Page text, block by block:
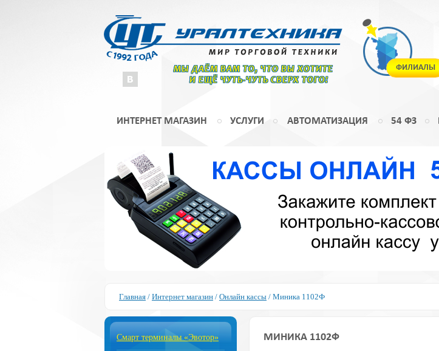
МЫ ДАЁМ ВАМ ТО, ЧТО ВЫ ХОТИТЕ
И ЕЩЁ ЧУТЬ-ЧУТЬ СВЕРХ ТОГО!
ФИЛИАЛЫ
ИНТЕРНЕТ МАГАЗИН УСЛУГИ АВТОМАТИЗАЦИЯ 54 ФЗ
Главная / Интернет магазин / Онлайн кассы / Миника 1102Ф
Смарт терминалы «Эвотор» МИНИКА 1102Ф